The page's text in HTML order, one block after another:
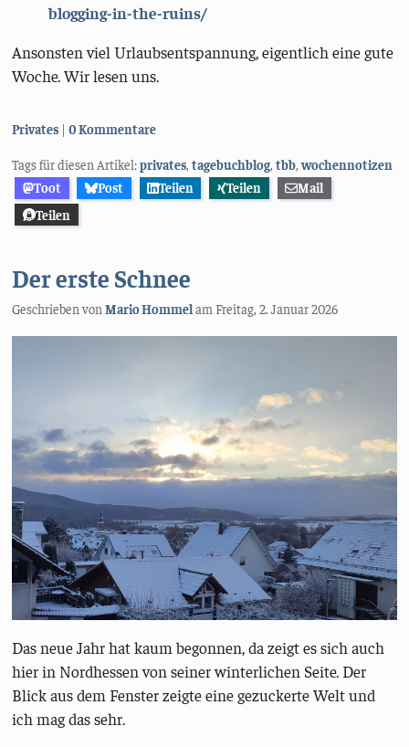
blogging-in-the-ruins/
Ansonsten viel Urlaubsentspannung, eigentlich eine gute
Woche. Wir lesen uns.
Kategorien:
Privates 0 Kommentare
Tags für diesen Artikel:privates,tagebuchblog,tbb,wochennotizen
Toot
Post Teilen Teilen
Mail
Teilen
Der erste Schnee
Geschrieben vonMario HommelamFreitag, 2. Januar 2026
Das neue Jahr hat kaum begonnen, da zeigt es sich auch
hier in Nordhessen von seiner winterlichen Seite. Der
Blick aus dem Fenster zeigte eine gezuckerte Welt und
ich mag das sehr.